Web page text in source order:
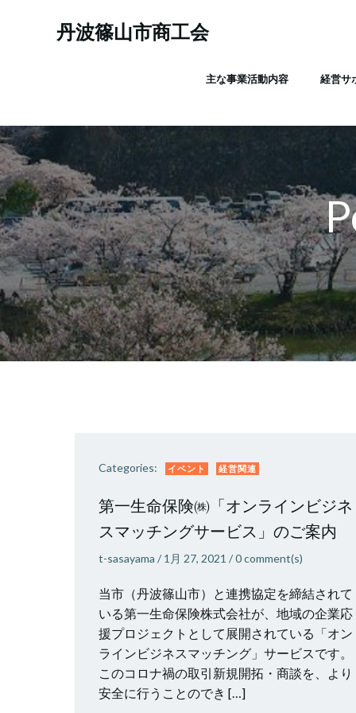
ス
キ
ッ
プ
丹波篠山市商工会
主な事業活動内容 経営サ
Categories: イベント 経営関連
第一生命保険㈱「オンラインビジネ
スマッチングサービス」のご案内
t-sasayama / 1月 27, 2021 /0comment(s)
当市（丹波篠山市）と連携協定を締結されて
いる第一生命保険株式会社が、地域の企業応
援プロジェクトとして展開されている「オン
ラインビジネスマッチング」サービスです。
このコロナ禍の取引新規開拓・商談を、より
安全に行うことのでき […]